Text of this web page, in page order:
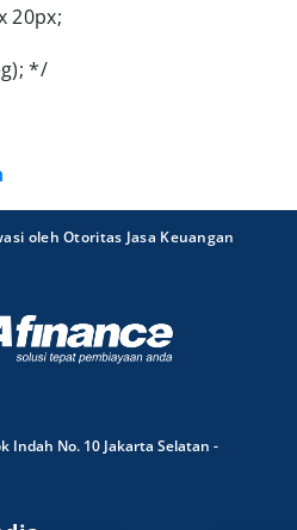
20px;
*/
oleh Otoritas Jasa Keuangan
Indah No. 10 Jakarta Selatan -